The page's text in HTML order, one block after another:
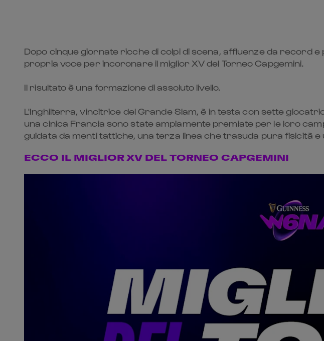
Dopo cinque giornate ricche di colpi di scena, affluenze da record
propria voce per incoronare il miglior XV del Torneo Capgemini.
Il risultato è una formazione di assoluto livello.
L'Inghilterra, vincitrice del Grande Slam, è in testa con sette
una cinica Francia sono state ampiamente premiate per le loro
guidata da menti tattiche, una terza linea che trasuda pura fisicità e
ECCO IL MIGLIOR XV DEL TORNEO CAPGEMINI